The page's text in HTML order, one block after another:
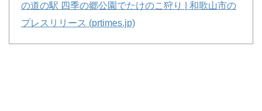
の道の駅 四季の郷公園でたけのこ狩り | 和歌山市の
プレスリリース (prtimes.jp)